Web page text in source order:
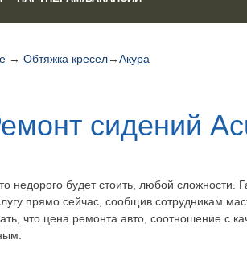
→ Обтяжка кресел→Акура
сидений
недорого будет стоить, любой сложности.
прямо сейчас, сообщив сотрудникам
что цена ремонта авто, соотношение с